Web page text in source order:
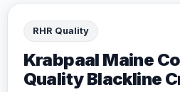
RHR Quality
Krabpaal Maine
Quality Blackline